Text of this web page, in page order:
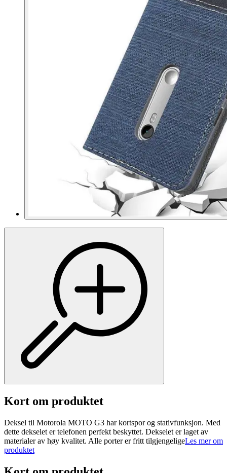
Kort om produktet
Deksel til Motorola MOTO G3 har kortspor og stativfunksjon. Med
dette dekselet er telefonen perfekt beskyttet. Dekselet er laget av
materialer av høy kvalitet. Alle porter er fritt tilgjengeligeLes mer om
produktet